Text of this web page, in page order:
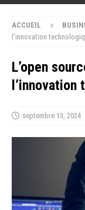
ACCUEIL
l’innovation
L’open
l’innovation
septembre 13, 2024